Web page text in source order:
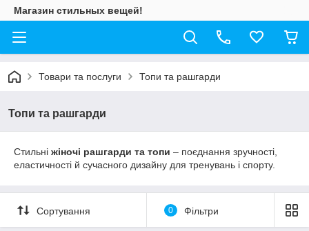
Магазин стильных вещей!
Товари та послуги Топи та рашгарди
Топи та рашгарди
Стильні жіночі рашгарди та топи – поєднання зручності,
еластичності й сучасного дизайну для тренувань і спорту.
Сортування 0 Фільтри